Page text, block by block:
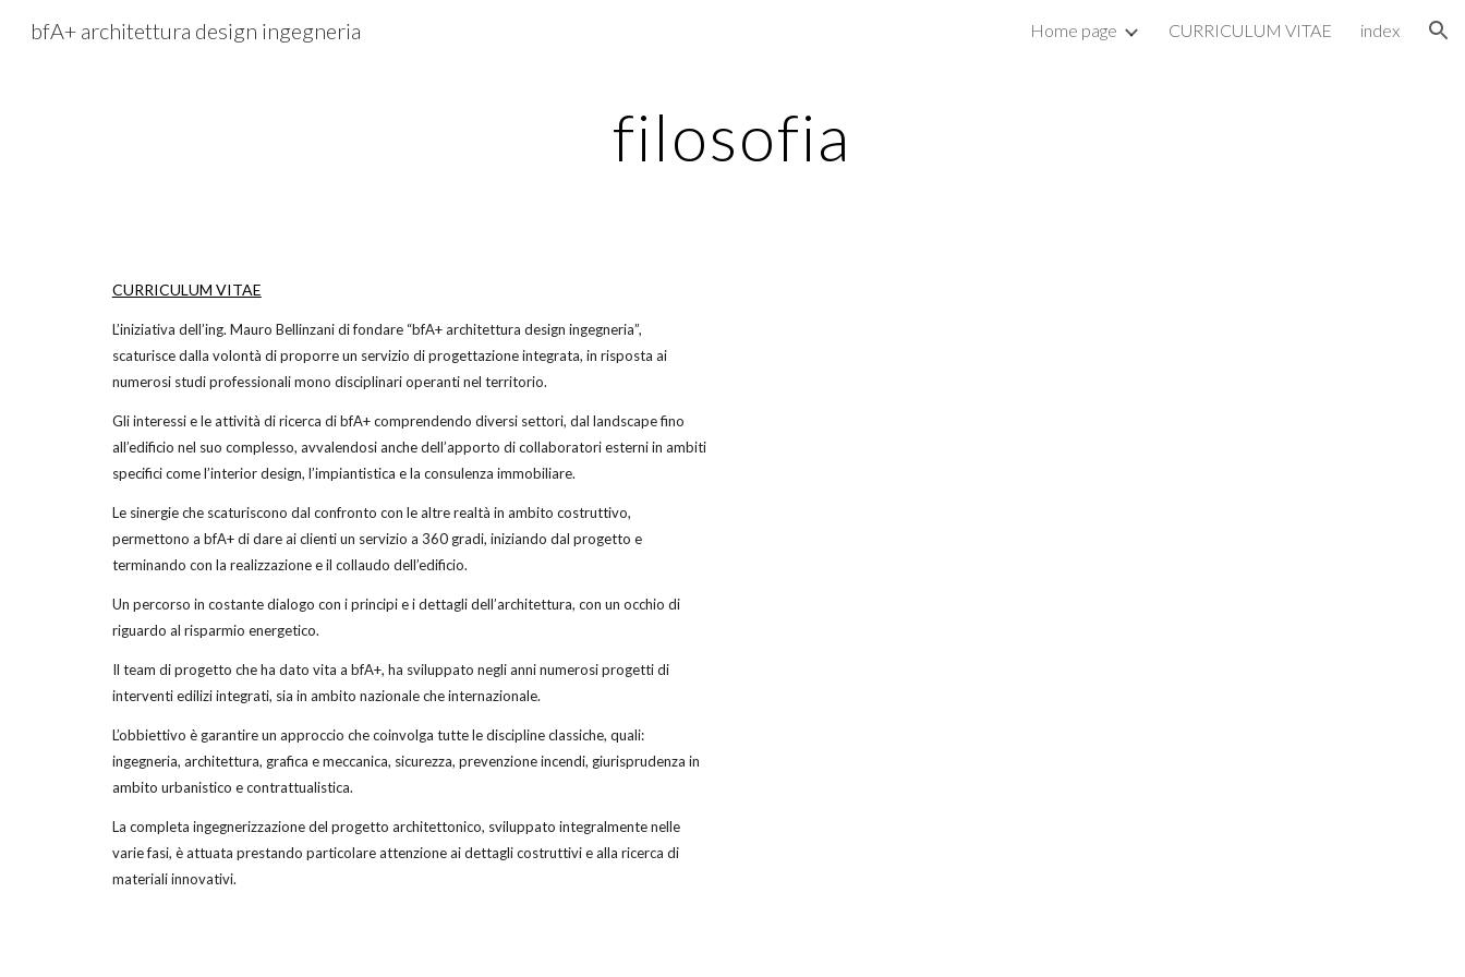
bfA+ architettura design ingegneria Home page CURRICULUM VITAE index
filosofia
CURRICULUM VITAE
L’iniziativa dell’ing. Mauro Bellinzani di fondare “bfA+ architettura design ingegneria”,
scaturisce dalla volontà di proporre un servizio di progettazione integrata, in risposta ai
numerosi studi professionali mono disciplinari operanti nel territorio.
Gli interessi e le attività di ricerca di bfA+ comprendendo diversi settori, dal landscape fino
all’edificio nel suo complesso, avvalendosi anche dell’apporto di collaboratori esterni in ambiti
specifici come l’interior design, l’impiantistica e la consulenza immobiliare.
Le sinergie che scaturiscono dal confronto con le altre realtà in ambito costruttivo,
permettono a bfA+ di dare ai clienti un servizio a 360 gradi, iniziando dal progetto e
terminando con la realizzazione e il collaudo dell’edificio.
Un percorso in costante dialogo con i principi e i dettagli dell’architettura, con un occhio di
riguardo al risparmio energetico.
Il team di progetto che ha dato vita a bfA+, ha sviluppato negli anni numerosi progetti di
interventi edilizi integrati, sia in ambito nazionale che internazionale.
L’obbiettivo è garantire un approccio che coinvolga tutte le discipline classiche, quali:
ingegneria, architettura, grafica e meccanica, sicurezza, prevenzione incendi, giurisprudenza in
ambito urbanistico e contrattualistica.
La completa ingegnerizzazione del progetto architettonico, sviluppato integralmente nelle
varie fasi, è attuata prestando particolare attenzione ai dettagli costruttivi e alla ricerca di
materiali innovativi.